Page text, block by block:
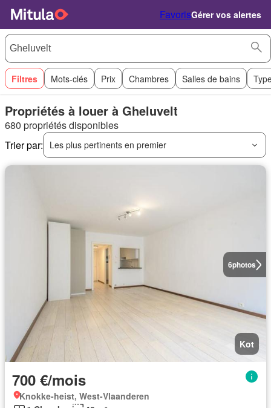
FavorisGérer vos alertes
Filtres Mots-clés Prix Chambres Salles de bains
Propriétés à louer à Gheluvelt
680 propriétés disponibles
Trier par:
Les plus pertinents en premier
6photos
Kot
700 €/mois
Knokke-heist, West-Vlaanderen